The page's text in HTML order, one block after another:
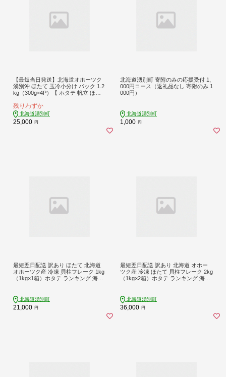
【最短当日発送】北海道オホーツク
湧別沖 ほたて 玉冷小分け パック 1.2
kg（300g×4P）【 ホタテ 帆立 ほた
魚介 魚介類 冷凍 北海道 湧別町 】
残りわずか
北海道湧別町
25,000 円
北海道湧別町 寄附のみの応援受付 1,
000円コース（返礼品なし 寄附のみ 1
000円）
北海道湧別町
1,000 円
最短翌日配送 訳あり ほたて 北海道
オホーツク産 冷凍 貝柱フレーク 1kg
（1kg×1箱）ホタテ ランキング 海鮮
北海道湧別町
21,000 円
最短翌日配送 訳あり 北海道 オホー
ツク産 冷凍 ほたて 貝柱フレーク 2kg
（1kg×2箱）ホタテ ランキング 海鮮
北海道湧別町
36,000 円